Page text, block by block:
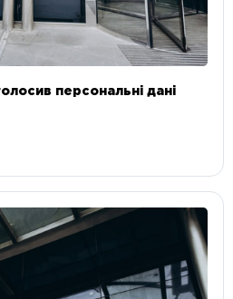
персональні дані